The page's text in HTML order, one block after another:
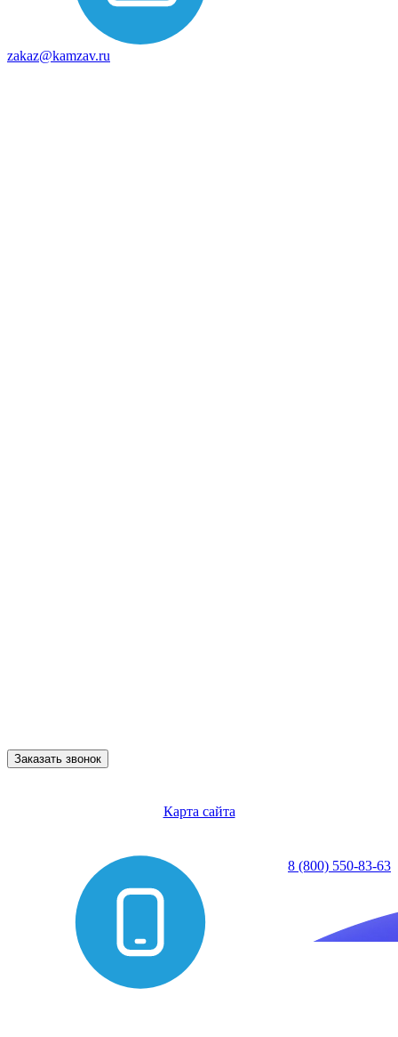
zakaz@kamzav.ru
Заказать звонок
Карта сайта
8 (800) 550-83-63